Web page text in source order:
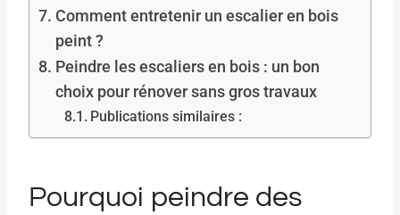
Comment entretenir un escalier en bois
peint ?
Peindre les escaliers en bois : un bon
choix pour rénover sans gros travaux
Publications similaires :
Pourquoi peindre des